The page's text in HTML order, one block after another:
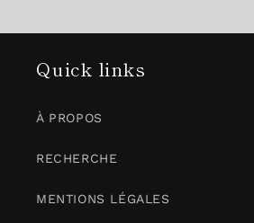
Quick links
À PROPOS
RECHERCHE
MENTIONS LÉGALES